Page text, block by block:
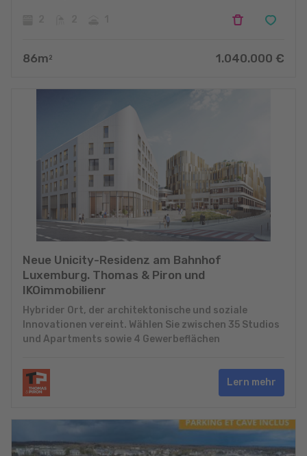
86m 2 1.040.000 €
Neue Unicity-Residenz am Bahnhof
Luxemburg. Thomas & Piron und
IKOimmobilienr
Hybrider Ort, der architektonische und soziale
Innovationen vereint. Wählen Sie zwischen 35 Studios
und Apartments sowie 4 Gewerbeflächen
Lern mehr